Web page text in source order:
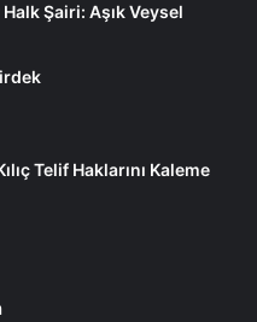
Halk Şairi: Aşık Veysel
Telif Haklarını Kaleme